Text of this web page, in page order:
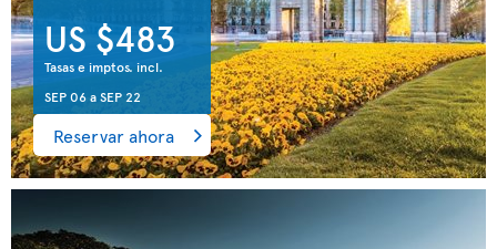
US $483
Tasas e imptos. incl.
SEP 06aSEP 22
Reservar ahora